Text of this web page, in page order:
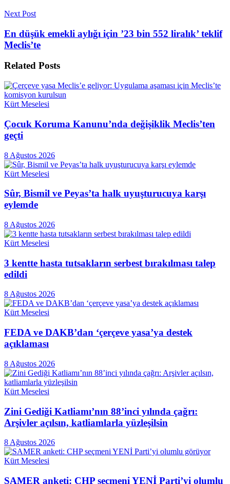
Next Post
En düşük emekli aylığı için ’23 bin 552 liralık’ teklif
Meclis’te
Related Posts
Kürt Meselesi
Çocuk Koruma Kanunu’nda değişiklik Meclis’ten
geçti
8 Ağustos 2026
Kürt Meselesi
Sûr, Bismil ve Peyas’ta halk uyuşturucuya karşı
eylemde
8 Ağustos 2026
Kürt Meselesi
3 kentte hasta tutsakların serbest bırakılması talep
edildi
8 Ağustos 2026
Kürt Meselesi
FEDA ve DAKB’dan ‘çerçeve yasa’ya destek
açıklaması
8 Ağustos 2026
Kürt Meselesi
Zini Gediği Katliamı’nın 88’inci yılında çağrı:
Arşivler açılsın, katliamlarla yüzleşilsin
8 Ağustos 2026
Kürt Meselesi
SAMER anketi: CHP seçmeni YENİ Parti’yi olumlu